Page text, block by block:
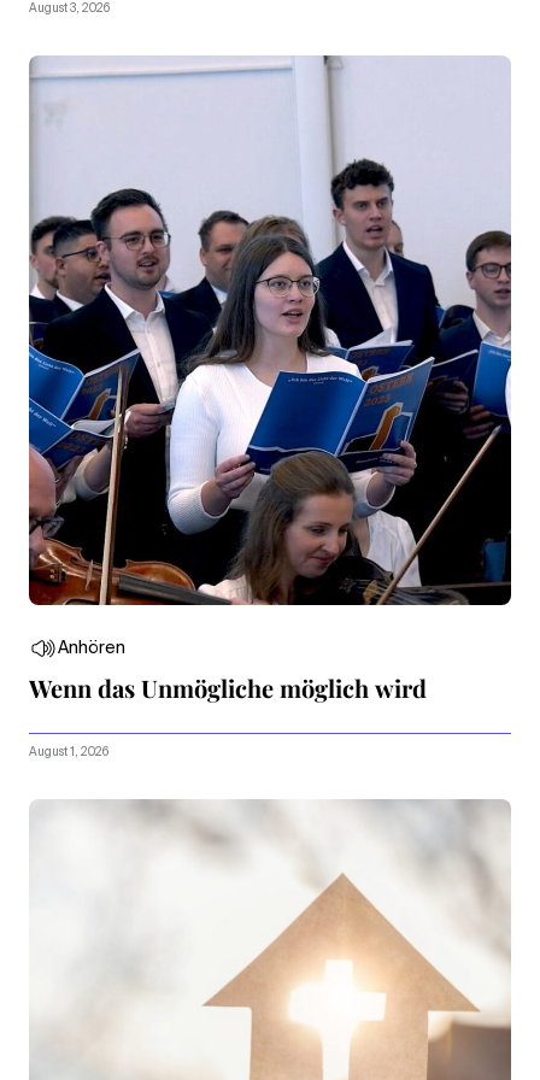
August 3, 2026
Anhören
Wenn das Unmögliche möglich wird
August 1, 2026